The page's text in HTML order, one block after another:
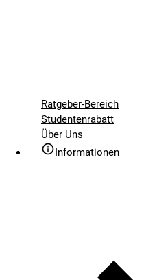
Ratgeber-Bereich
Studentenrabatt
Über Uns
Informationen